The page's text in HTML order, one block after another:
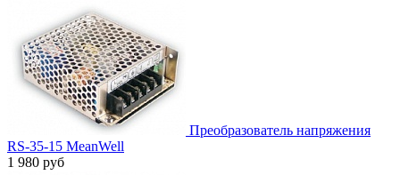
Преобразователь напряжения
RS-35-15 MeanWell
1 980 руб